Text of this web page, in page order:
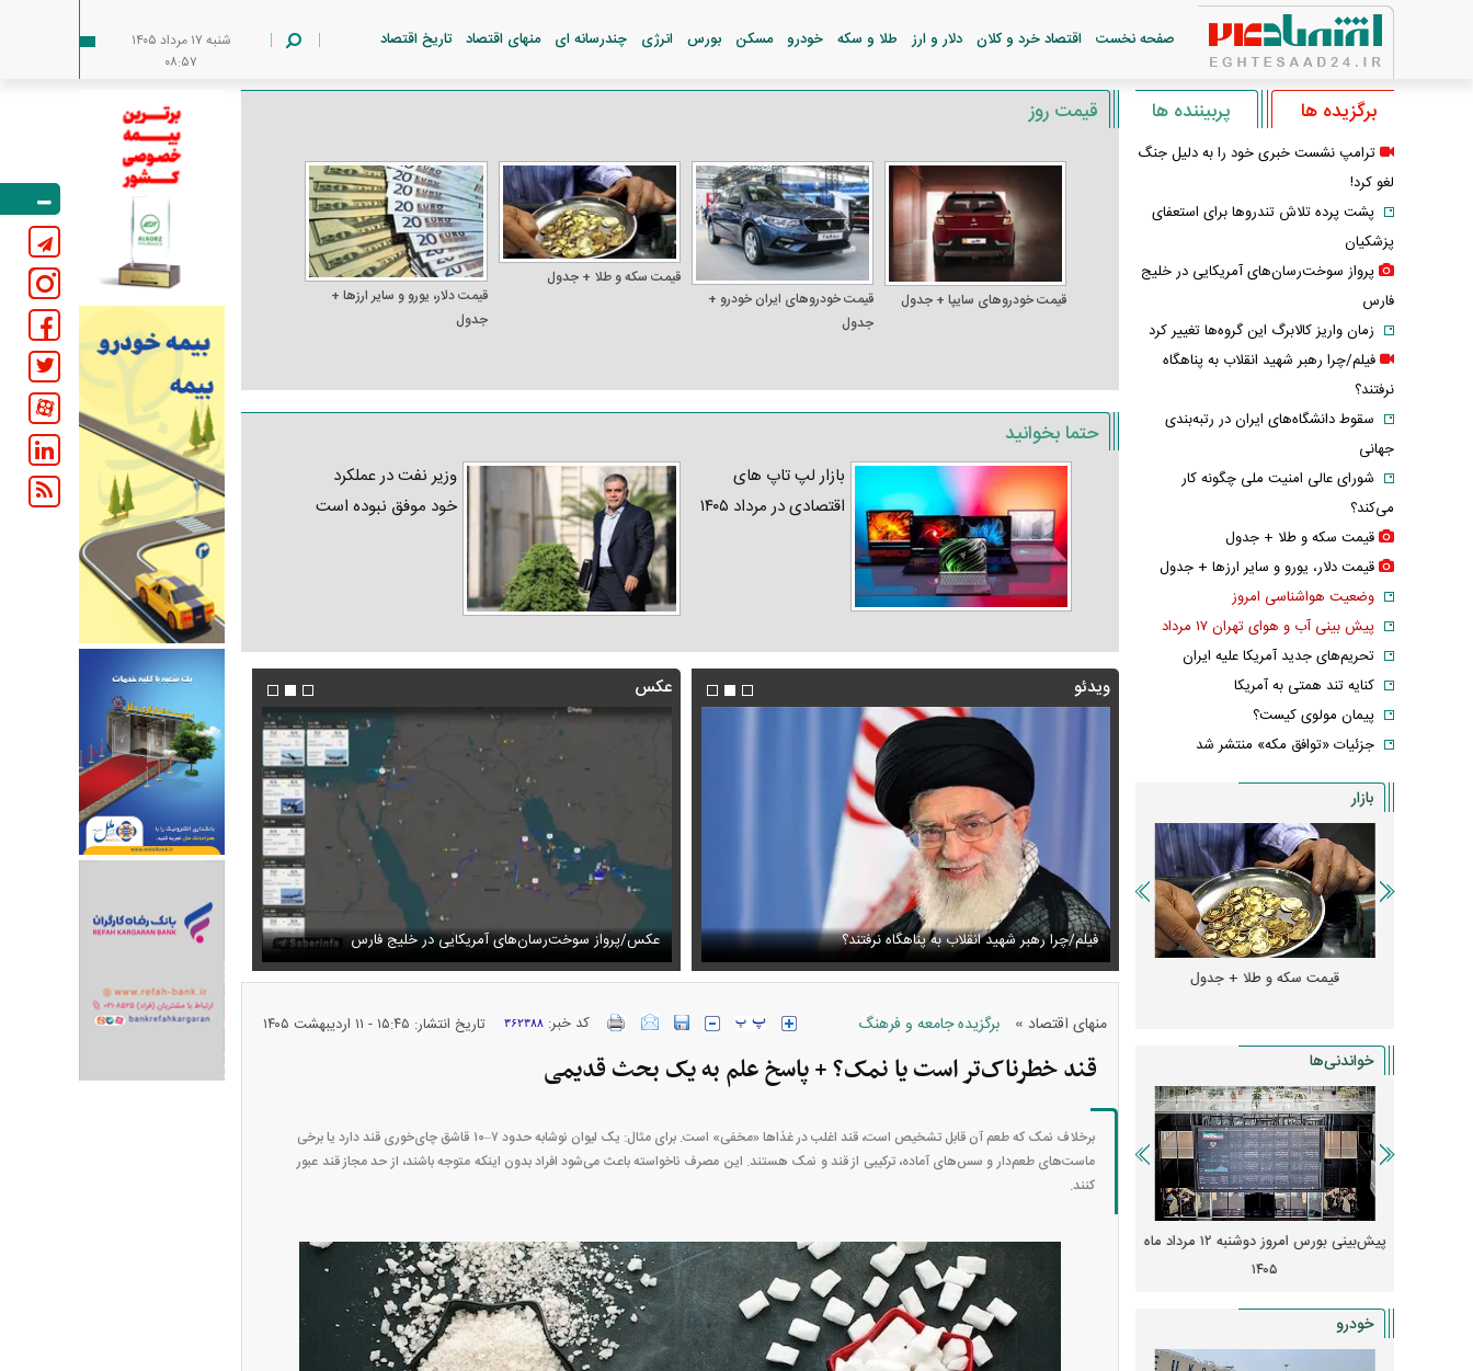
صفحه نخست اقتصاد خرد و کلان دلار و ارز طلا و سکه خودرو مسکن بورس انرژی چندرسانه ای منهای اقتصاد تاریخ اقتصاد
شنبه ۱۷ مرداد ۱۴۰۵
۰۸:۵۷
قیمت روز
قیمت خودرو‌های سایپا + جدول
قیمت خودرو‌های ایران خودرو +
جدول
قیمت سکه و طلا + جدول
قیمت دلار، یورو و سایر ارز‌ها +
جدول
حتما بخوانید
بازار لپ‌ تاپ‌ های
اقتصادی در مرداد ۱۴۰۵
وزیر نفت در عملکرد
خود موفق نبوده است
ویدئو
باعث بروز جنگ شد؟ فیلم/چرا رهبر شهید انقلاب به پناهگاه نرفتند؟ فیلم / لحظه ورود عاصم منیر و شهباز شریف به کعبه فیلم/ مذاکرات باعث بروز جنگ شد؟
عکس
دیده‌نشده ظل‌السلطنه نوه ناصرالدین شاه در لباس دامادی عکس های زیبای هدیه تهرانی در یک گلخانه عکس/پرواز سوخت‌رسان‌های آمریکایی در خلیج فارس عکس دیده‌نشده ظل‌السلطنه نوه
منهای اقتصاد » برگزیده جامعه و فرهنگ کد خبر:۳۶۲۳۸۸ تاریخ انتشار: ۱۵:۴۵ - ۱۱ ارديبهشت ۱۴۰۵
قند خطرناک‌تر است یا نمک؟ + پاسخ علم به یک بحث قدیمی
برخلاف نمک که طعم آن قابل تشخیص است، قند اغلب در غذا‌ها «مخفی» است. برای مثال: یک لیوان نوشابه حدود ۷–۱۰ قاشق چای‌خوری قند دارد یا برخی
ماست‌های طعم‌دار و سس‌های آماده، ترکیبی از قند و نمک هستند. این مصرف ناخواسته باعث می‌شود افراد بدون اینکه متوجه باشند، از حد مجاز قند عبور
کنند.
برگزیده ها پربیننده ها
ترامپ نشست خبری خود را به دلیل جنگ
لغو کرد!
پشت پرده تلاش تندروها برای استعفای
پزشکیان
پرواز سوخت‌رسان‌های آمریکایی در خلیج
فارس
زمان واریز کالابرگ این گروه‌ها تغییر کرد
فیلم/چرا رهبر شهید انقلاب به پناهگاه
نرفتند؟
سقوط دانشگاه‌های ایران در رتبه‌بندی
جهانی
شورای عالی امنیت ملی چگونه کار
می‌کند؟
قیمت سکه و طلا + جدول
قیمت دلار، یورو و سایر ارز‌ها + جدول
وضعیت هواشناسی امروز
پیش بینی آب و هوای تهران ۱۷ مرداد
تحریم‌های جدید آمریکا علیه ایران
کنایه تند همتی به آمریکا
پیمان مولوی کیست؟
جزئیات «توافق مکه» منتشر شد
بازار
قیمت سکه و طلا + جدول قیمت دلار، یورو و سایر ارز‌ها + جدول قیمت خودرو‌های ایران خودرو + جدول قیمت خودرو‌های ایران خودرو + جدول قیمت سکه و طلا + جدول
خواندنی‌ها
پیش‌بینی بورس امروز دوشنبه ۱۲ مرداد ماه
۱۴۰۵
زنگ خطر انباشت نیاز در بازار مسکن؛ فنر
قیمت‌ها فشرده شده
کارنامه مردود محسن پاک‌ نژاد؛ از افت شدید
درآمد ارزی تا بازی با عزل و نصب‌ها
پیش‌بینی بورس امروز دوشنبه ۱۲ مرداد ماه
۱۴۰۵
خودرو